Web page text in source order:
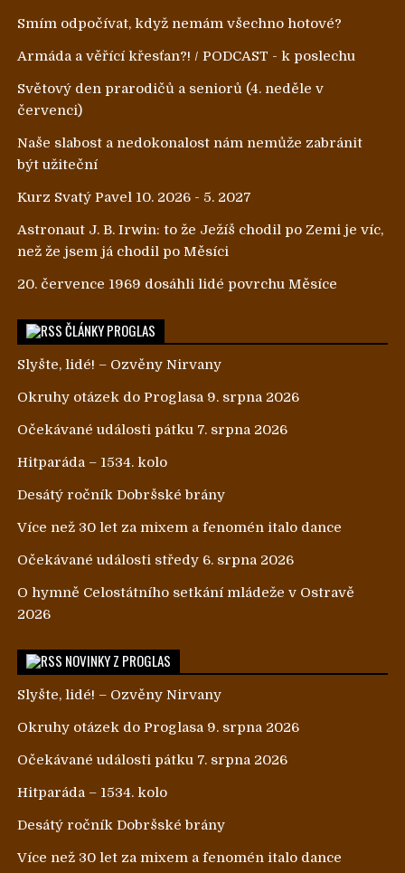
Smím odpočívat, když nemám všechno hotové?
Armáda a věřící křesťan?! / PODCAST - k poslechu
Světový den prarodičů a seniorů (4. neděle v
červenci)
Naše slabost a nedokonalost nám nemůže zabránit
být užiteční
Kurz Svatý Pavel 10. 2026 - 5. 2027
Astronaut J. B. Irwin: to že Ježíš chodil po Zemi je víc,
než že jsem já chodil po Měsíci
20. července 1969 dosáhli lidé povrchu Měsíce
ČLÁNKY PROGLAS
Slyšte, lidé! – Ozvěny Nirvany
Okruhy otázek do Proglasa 9. srpna 2026
Očekávané události pátku 7. srpna 2026
Hitparáda – 1534. kolo
Desátý ročník Dobršské brány
Více než 30 let za mixem a fenomén italo dance
Očekávané události středy 6. srpna 2026
O hymně Celostátního setkání mládeže v Ostravě
2026
NOVINKY Z PROGLAS
Slyšte, lidé! – Ozvěny Nirvany
Okruhy otázek do Proglasa 9. srpna 2026
Očekávané události pátku 7. srpna 2026
Hitparáda – 1534. kolo
Desátý ročník Dobršské brány
Více než 30 let za mixem a fenomén italo dance